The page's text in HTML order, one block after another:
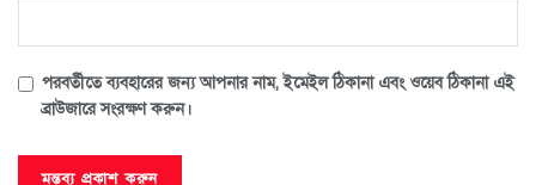
পরবর্তীতে ব্যবহারের জন্য আপনার নাম, ইমেইল ঠিকানা এবং ওয়েব ঠিকানা এই
ব্রাউজারে সংরক্ষণ করুন।